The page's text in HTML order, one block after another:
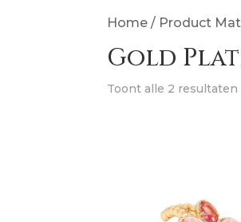
Home / Product
Gold
Toont alle 2 resultaten